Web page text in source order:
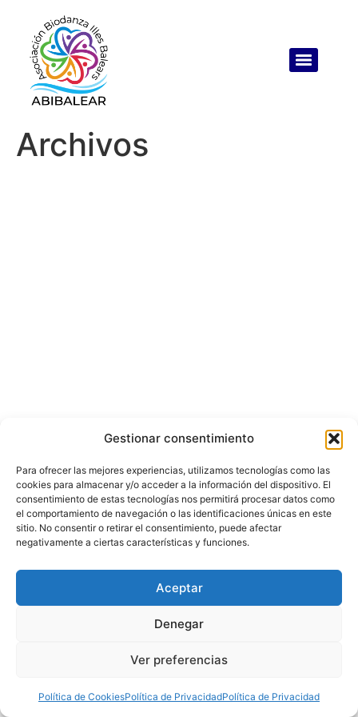
Gestionar consentimiento
Para ofrecer las mejores experiencias, utilizamos tecnologías como las
cookies para almacenar y/o acceder a la información del dispositivo. El
consentimiento de estas tecnologías nos permitirá procesar datos como
el comportamiento de navegación o las identificaciones únicas en este
sitio. No consentir o retirar el consentimiento, puede afectar
negativamente a ciertas características y funciones.
Aceptar
Denegar
Ver preferencias
Política de CookiesPolítica de PrivacidadPolítica de Privacidad
Archivos